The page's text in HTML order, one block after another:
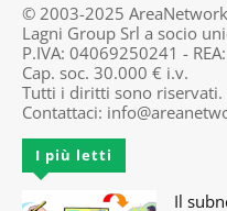
© 2003-2025
Lagni Group Srl a socio
P.IVA: 04069250241 -
Cap. soc. 30.000 € i.v.
Tutti i diritti sono riservati.
Contattaci:
I più letti
Il